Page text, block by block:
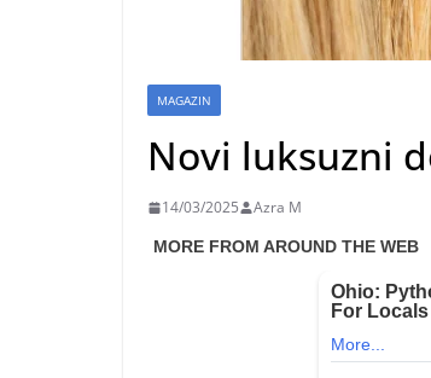
MAGAZIN
Novi luksuzni
14/03/2025 Azra M